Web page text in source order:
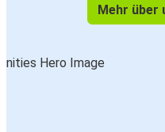
Mehr über